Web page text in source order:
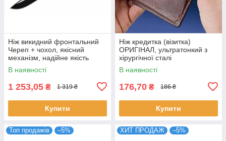
Ніж викидний фронтальний
Череп + чохол, якісний
механізм, надійне якість
В наявності
1 253,05 ₴ 1 319 ₴
Купити
Ніж кредитка (візитка)
ОРИГІНАЛ, ультратонкий з
хірургічної сталі
В наявності
176,70 ₴ 186 ₴
Купити
Топ продажів –5% ХИТ ПРОДАЖ –5%